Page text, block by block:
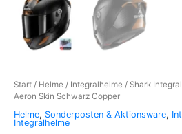
Start / Helme / Integralhelme / Shark
Aeron Skin Schwarz Copper
Helme, Sonderposten & Aktionsware,
Integralhelme